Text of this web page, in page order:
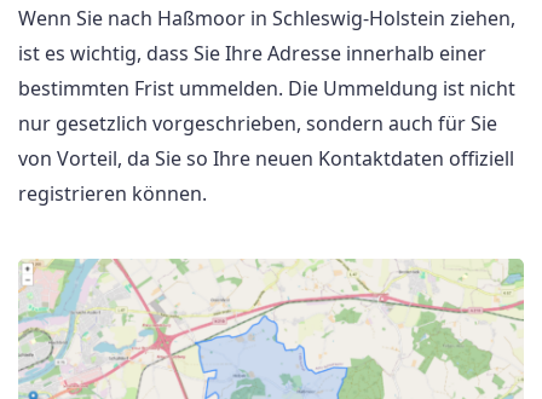
Wenn Sie nach Haßmoor in Schleswig-Holstein ziehen,
ist es wichtig, dass Sie Ihre Adresse innerhalb einer
bestimmten Frist ummelden. Die Ummeldung ist nicht
nur gesetzlich vorgeschrieben, sondern auch für Sie
von Vorteil, da Sie so Ihre neuen Kontaktdaten offiziell
registrieren können.